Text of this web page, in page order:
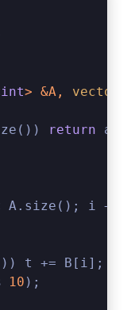
int> &A, vector
return
A.size(); i ++
t += B[i];
10 );